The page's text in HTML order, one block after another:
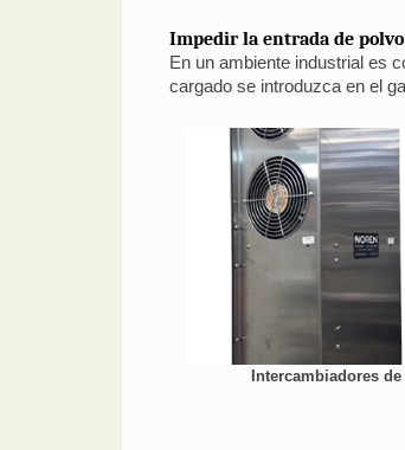
Impedir la entrada de
En un ambiente industrial es
cargado se introduzca en el
Intercambiadores